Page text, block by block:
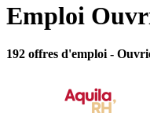
Emploi
192 offres d'emploi -